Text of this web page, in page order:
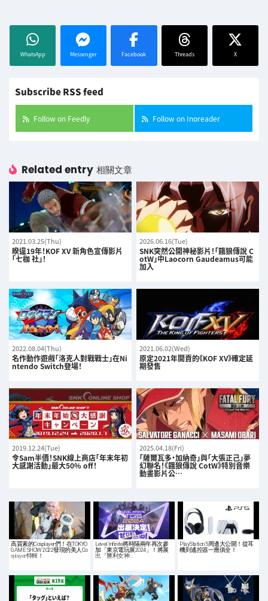
WhatsApp Messenger Facebook Threads X
Subscribe RSS feed
Follow on Feedly Follow on Inoreader
Related entry 相關文章
2021.03.25(Thu)
睽違19年！KOF XV 新角色宣傳影片
「七枷 社」！
2026.06.16(Tue)
SNK突然公開神秘影片！「餓狼傳說 C
otW」中Laocorn Gaudeamus可能
加入
2022.08.04(Thu)
名作動作遊戲「洛克人對戰戰士」在Ni
ntendo Switch登場！
2021.06.02(Wed)
原定2021年開賣的《KOF XV》確定延
期發售
2019.12.24(Tue)
令Sam半價！SNK線上商店「年末年初
大感謝活動」最大50% off！
2025.04.18(Fri)
「薩爾瓦多・加納奇」與「大張正己」夢
幻聯名！《餓狼傳說 CotW》特別音樂
動畫影片公…
高質素的Cosplayer們！在TOKYO
GAME SHOW 2022發現的美人Co
splayer特輯！
Level Infinite將時隔兩年再次參
加「東京電玩展2024」！將展
出「勝利女神…
PlayStation 5周邊大公開！從耳
機到遙控器一應俱全！